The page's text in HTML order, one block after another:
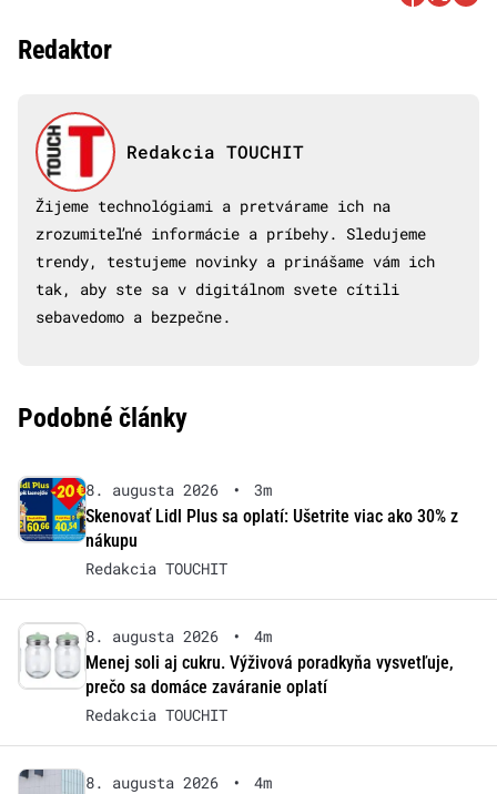
Redaktor
Redakcia TOUCHIT
Žijeme technológiami a pretvárame ich na
zrozumiteľné informácie a príbehy. Sledujeme
trendy, testujeme novinky a prinášame vám ich
tak, aby ste sa v digitálnom svete cítili
sebavedomo a bezpečne.
Podobné články
8. augusta 2026 •
3m
Skenovať Lidl Plus sa oplatí: Ušetrite viac ako 30% z
nákupu
Redakcia TOUCHIT
8. augusta 2026 •
4m
Menej soli aj cukru. Výživová poradkyňa vysvetľuje,
prečo sa domáce zaváranie oplatí
Redakcia TOUCHIT
8. augusta 2026 •
4m